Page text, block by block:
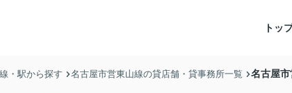
トッ
・駅から探す 名古屋市営東山線の貸店舗・貸事務所一覧 名古屋